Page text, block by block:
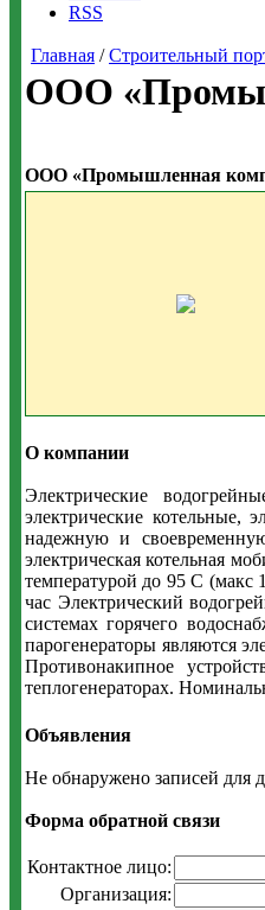
RSS
Главная /Строительный
ООО
ООО «Промышленная
О компании
Электрические
электрические котельные,
надежную и
электрическая котельная
температурой до 95 С (макс
час Электрический
системах горячего
парогенераторы являются
Противонакипное
теплогенераторах.
Объявления
Не обнаружено записей для
Форма обратной связи
Контактное лицо:
Организация: